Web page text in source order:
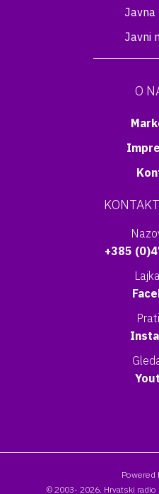
Javna
Javni
O
+385
Powered
© 2003- 2026. Hrvatski radio